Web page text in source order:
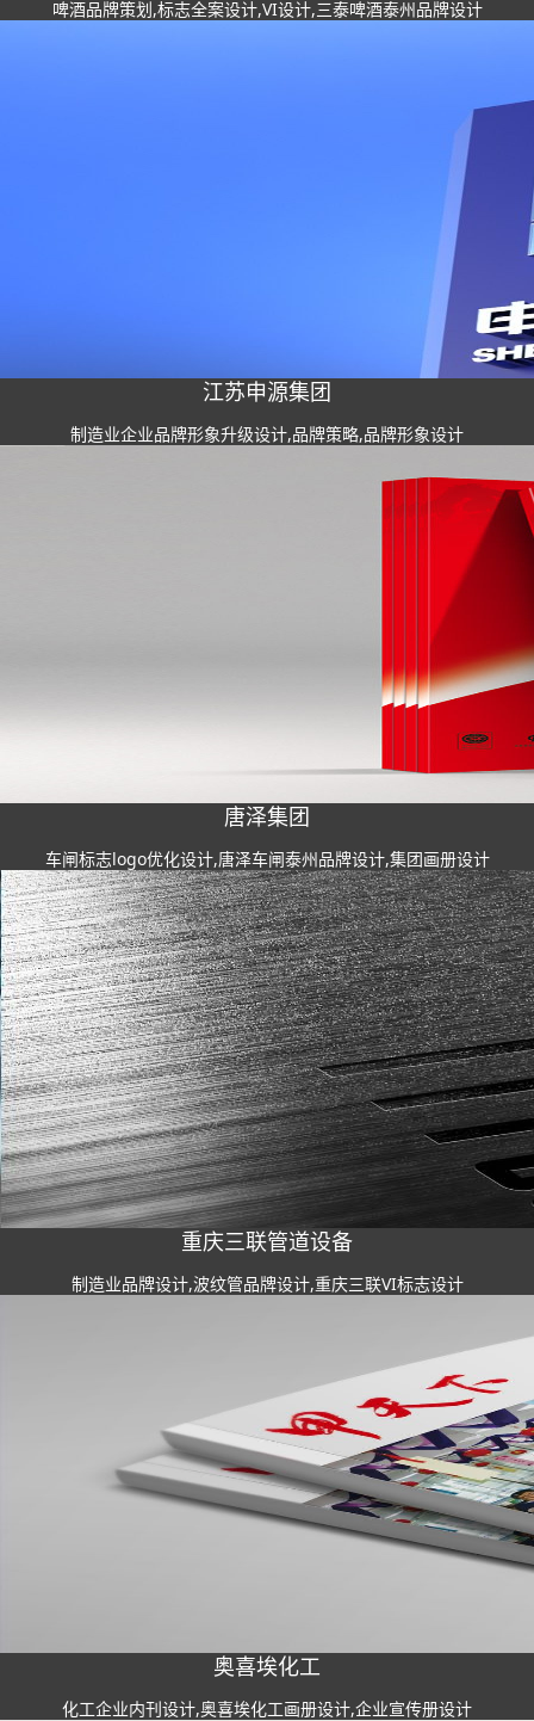
啤酒品牌策划,标志全案设计,VI设计,三泰啤酒泰州品牌设计
江苏申源集团
制造业企业品牌形象升级设计,品牌策略,品牌形象设计
唐泽集团
车闸标志logo优化设计,唐泽车闸泰州品牌设计,集团画册设计
重庆三联管道设备
制造业品牌设计,波纹管品牌设计,重庆三联VI标志设计
奥喜埃化工
化工企业内刊设计,奥喜埃化工画册设计,企业宣传册设计